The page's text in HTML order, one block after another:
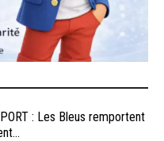
: Les Bleus remportent